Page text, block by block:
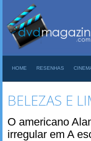
HOME RESENHAS
BELEZAS E
O americano
irregular em A